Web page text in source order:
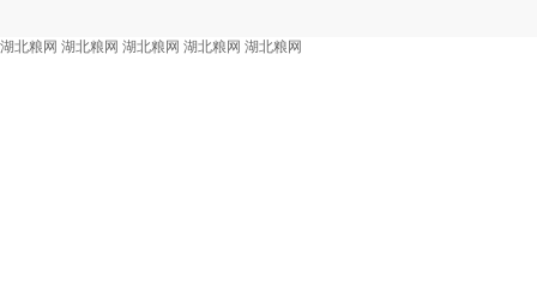
湖北粮网 湖北粮网 湖北粮网 湖北粮网 湖北粮网